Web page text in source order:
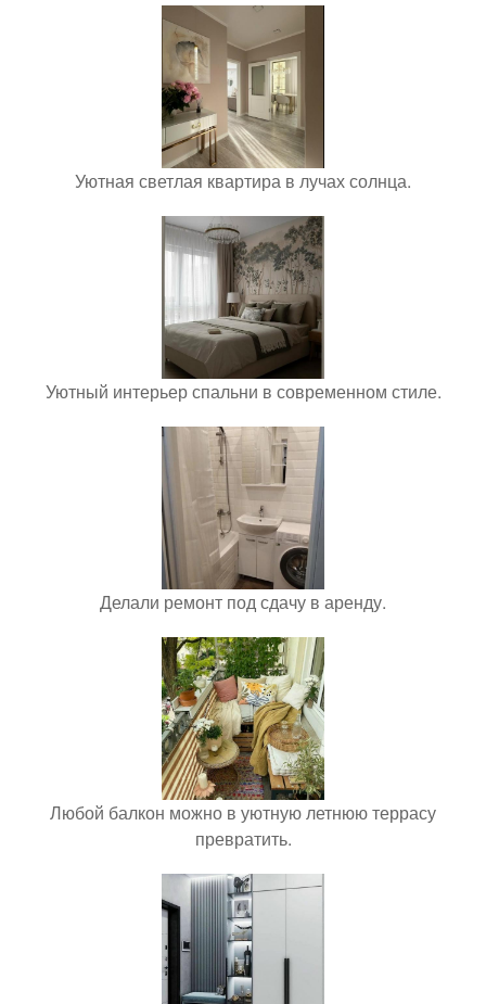
Уютная светлая квартира в лучах солнца.
Уютный интерьер спальни в современном стиле.
Делали ремонт под сдачу в аренду.
Любой балкон можно в уютную летнюю террасу
превратить.